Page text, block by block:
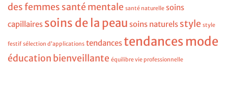
des femmes santé mentale santé naturelle soins
capillaires soins de la peau soins naturels style style
festif sélection d’applications tendances tendances mode
éducation bienveillante équilibre vie professionnelle